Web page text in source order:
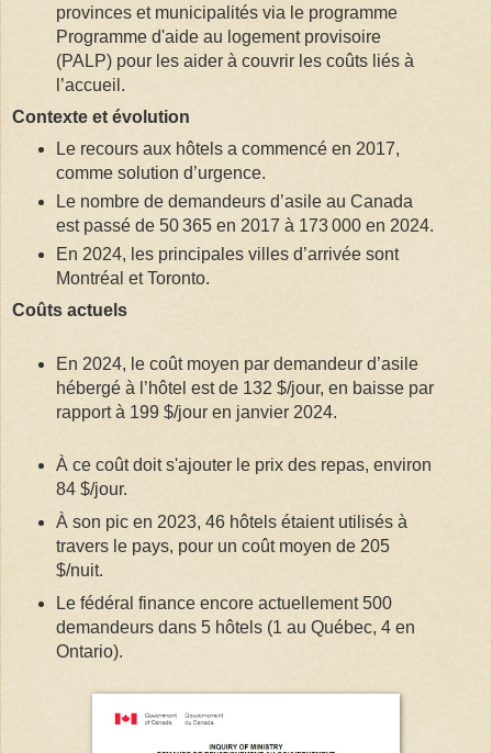
provinces et municipalités via le programme
Programme d'aide au logement provisoire
(PALP) pour les aider à couvrir les coûts liés à
l’accueil.
Contexte et évolution
Le recours aux hôtels a commencé en 2017,
comme solution d’urgence.
Le nombre de demandeurs d’asile au Canada
est passé de 50 365 en 2017 à 173 000 en 2024.
En 2024, les principales villes d’arrivée sont
Montréal et Toronto.
Coûts actuels
En 2024, le coût moyen par demandeur d’asile
hébergé à l’hôtel est de 132 $/jour, en baisse par
rapport à 199 $/jour en janvier 2024.
À ce coût doit s'ajouter le prix des repas, environ
84 $/jour.
À son pic en 2023, 46 hôtels étaient utilisés à
travers le pays, pour un coût moyen de 205
$/nuit.
Le fédéral finance encore actuellement 500
demandeurs dans 5 hôtels (1 au Québec, 4 en
Ontario).